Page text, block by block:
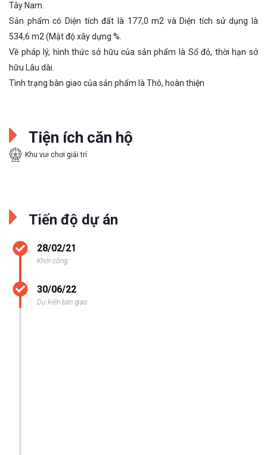
Tây Nam.
Sản phẩm có Diện tích đất là 177,0 m2 và Diện tích sử dụng là
534,6 m2 (Mật độ xây dựng %.
Về pháp lý, hình thức sở hữu của sản phẩm là Sổ đỏ, thời hạn sở
hữu Lâu dài.
Tình trạng bàn giao của sản phẩm là Thô, hoàn thiện
Tiện ích căn hộ
Khu vui chơi giải trí
Tiến độ dự án
28/02/21
Khởi công
30/06/22
Dự kiến bàn giao